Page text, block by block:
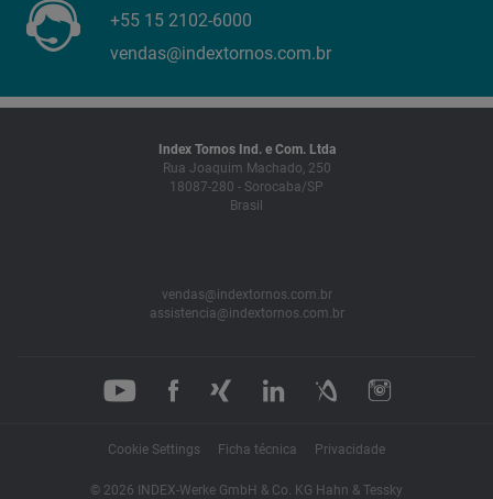
+55 15 2102-6000
vendas@indextornos.com.br
Index Tornos Ind. e Com. Ltda
Rua Joaquim Machado, 250
18087-280 - Sorocaba/SP
Brasil
vendas@indextornos.com.br
assistencia@indextornos.com.br
Cookie Settings Ficha técnica Privacidade
© 2026 INDEX-Werke GmbH & Co. KG Hahn & Tessky